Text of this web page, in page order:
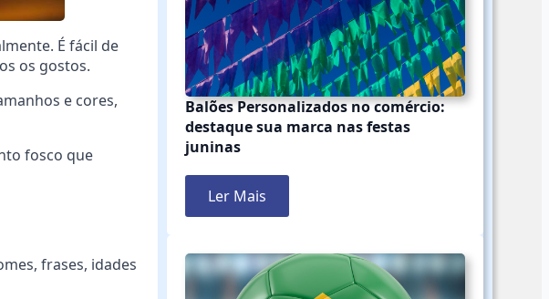
É fácil de
os gostos.
e cores,
fosco que
frases, idades
Balões Personalizados no comércio:
destaque sua marca nas festas
juninas
Ler Mais